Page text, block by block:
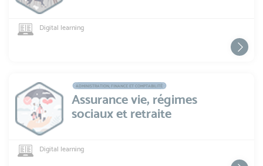
Digital learning
ADMINISTRATION, FINANCE ET COMPTABILITÉ
Assurance vie, régimes
sociaux et retraite
Digital learning